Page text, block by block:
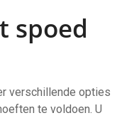
spoed
verschillende opties
te voldoen. U